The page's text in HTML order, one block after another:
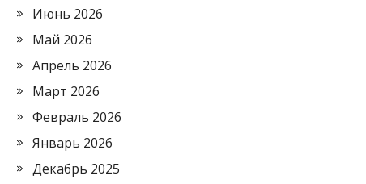
Июнь 2026
Май 2026
Апрель 2026
Март 2026
Февраль 2026
Январь 2026
Декабрь 2025